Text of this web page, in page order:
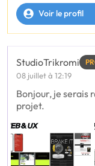
Voir le profil
StudioTrikromi
08 juillet à 12:19
Bonjour, je serais
projet.